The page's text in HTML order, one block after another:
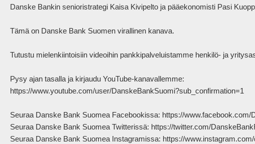
Danske Bankin senioristrategi Kaisa Kivipelto ja pääekonomisti Pasi
Tämä on Danske Bank Suomen virallinen kanava.
Tutustu mielenkiintoisiin videoihin pankkipalveluistamme henkilö- ja
Pysy ajan tasalla ja kirjaudu YouTube-kanavallemme:
https://www.youtube.com/user/DanskeBankSuomi?sub_confirmation=1
Seuraa Danske Bank Suomea Facebookissa: https://www.facebook.com/
Seuraa Danske Bank Suomea Twitterissä: https://twitter.com/
Seuraa Danske Bank Suomea Instagramissa: https://